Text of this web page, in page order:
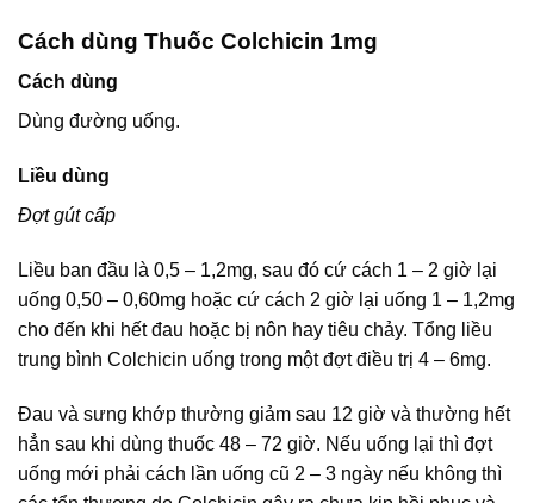
Cách dùng Thuốc Colchicin 1mg
Cách dùng
Dùng đường uống.
Liều dùng
Đợt gút cấp
Liều ban đầu là 0,5 – 1,2mg, sau đó cứ cách 1 – 2 giờ lại
uống 0,50 – 0,60mg hoặc cứ cách 2 giờ lại uống 1 – 1,2mg
cho đến khi hết đau hoặc bị nôn hay tiêu chảy. Tổng liều
trung bình Colchicin uống trong một đợt điều trị 4 – 6mg.
Đau và sưng khớp thường giảm sau 12 giờ và thường hết
hẳn sau khi dùng thuốc 48 – 72 giờ. Nếu uống lại thì đợt
uống mới phải cách lần uống cũ 2 – 3 ngày nếu không thì